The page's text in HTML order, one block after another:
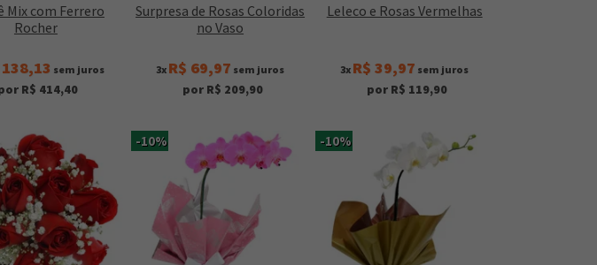
Mix com Ferrero
Rocher
138,13 sem juros
R$ 414,40
Surpresa de Rosas Coloridas
no Vaso
3x R$ 69,97 sem juros
por R$ 209,90
Leleco e Rosas Vermelhas
3x R$ 39,97 sem juros
por R$ 119,90
-10% -10%